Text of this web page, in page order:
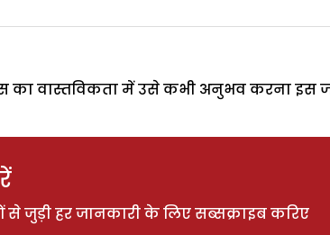
का वास्तविकता में उसे कभी अनुभव करना इस
से जुड़ी हर जानकारी के लिए सब्सक्राइब करिए